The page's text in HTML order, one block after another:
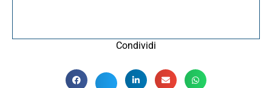
Condividi